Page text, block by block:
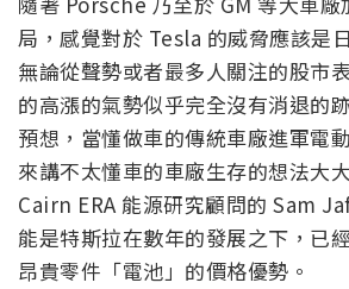
局，感覺對於 Tesla 的威脅應該是
無論從聲勢或者最多人關注的股市
的高漲的氣勢似乎完全沒有消退的
預想，當懂做車的傳統車廠進軍電
來講不太懂車的車廠生存的想法大
Cairn ERA 能源研究顧問的 Sam
能是特斯拉在數年的發展之下，已
昂貴零件「電池」的價格優勢。